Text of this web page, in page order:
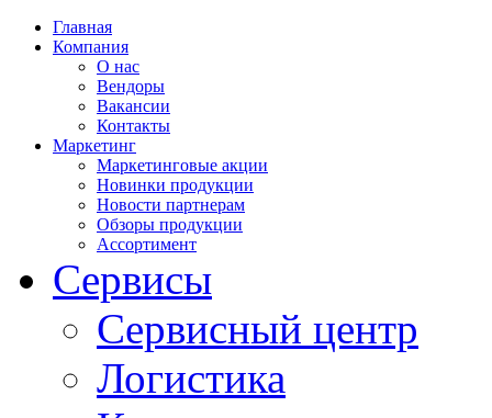
Главная
Компания
О нас
Вендоры
Вакансии
Контакты
Маркетинг
Маркетинговые акции
Новинки продукции
Новости партнерам
Обзоры продукции
Ассортимент
Сервисы
Сервисный центр
Логистика